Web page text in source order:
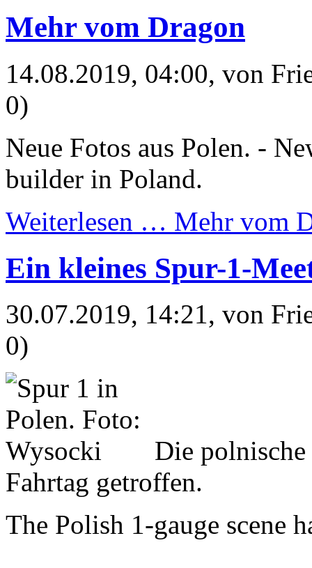
Mehr vom Dragon
14.08.2019, 04:00, von
0)
Neue Fotos aus Polen. -
builder in Poland.
Weiterlesen … Mehr vom
Ein kleines Spur-1-
30.07.2019, 14:21, von
0)
Die polnische
Fahrtag getroffen.
The Polish 1-gauge scene